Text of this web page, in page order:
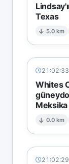
Texas
5.0 km
21:02:33
Whites
Meksika
0.0 km
21:02:29